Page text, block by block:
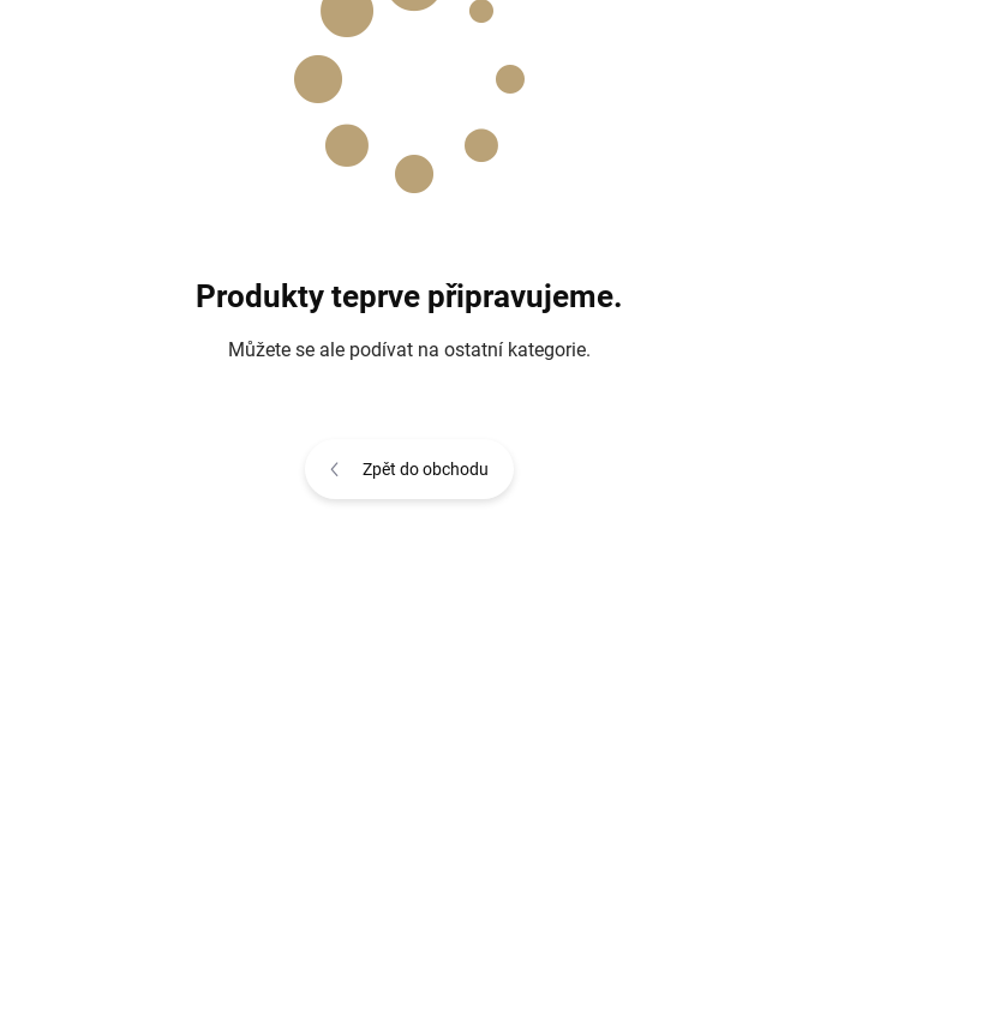
Produkty teprve připravujeme.
Můžete se ale podívat na ostatní kategorie.
Zpět do obchodu